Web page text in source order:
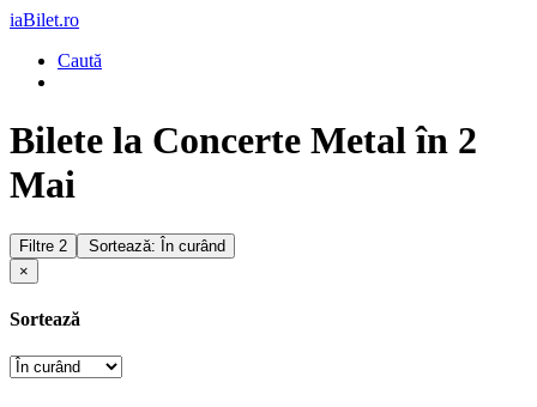
iaBilet.ro
Caută
Bilete la Concerte Metal în 2
Mai
Filtre 2
Sortează: În curând
×
Sortează